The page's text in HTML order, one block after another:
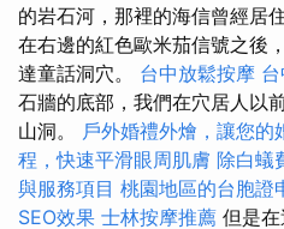
的岩石河，那裡的海信曾經居
在右邊的紅色歐米茄信號之後
達童話洞穴。 台中放鬆按摩
石牆的底部，我們在穴居人以
山洞。 戶外婚禮外燴，讓您的
程，快速平滑眼周肌膚 除白蟻
與服務項目 桃園地區的台胞證
SEO效果 士林按摩推薦 但是